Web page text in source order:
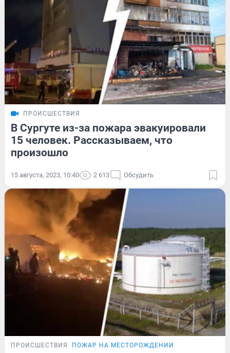
ПРОИСШЕСТВИЯ
В Сургуте из-за пожара эвакуировали
15 человек. Рассказываем, что
произошло
15 августа, 2023, 10:40 2 613 Обсудить
ПРОИСШЕСТВИЯ ПОЖАР НА МЕСТОРОЖДЕНИИ